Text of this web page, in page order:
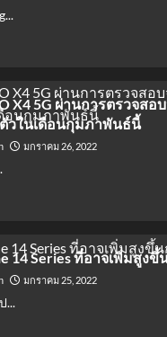
X4 5G ผ่านการตรวจสอบ
วในเดือนกุมภาพันธ์นี้
มกราคม 26, 2022
14 Series ที่อาจเพิ่มสูงขึ้
มกราคม 25, 2022
...